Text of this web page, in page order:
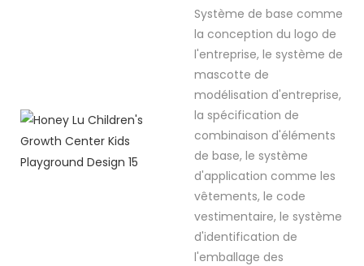
Système de base comme
la conception du logo de
l'entreprise, le système de
mascotte de
modélisation d'entreprise,
la spécification de
combinaison d'éléments
de base, le système
d'application comme les
vêtements, le code
vestimentaire, le système
d'identification de
l'emballage des